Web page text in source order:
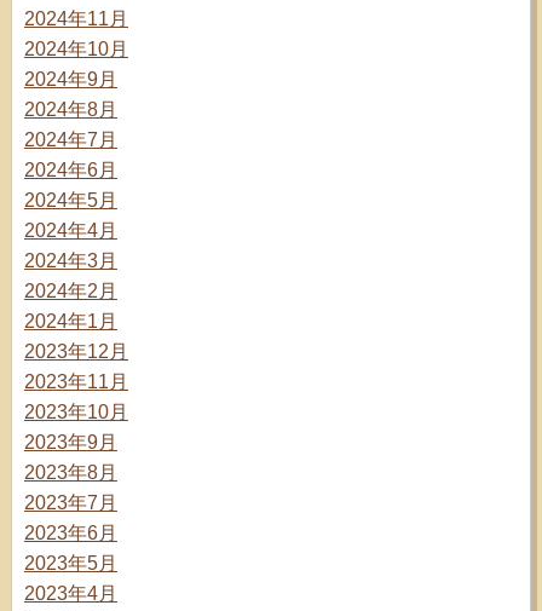
2024年11月
2024年10月
2024年9月
2024年8月
2024年7月
2024年6月
2024年5月
2024年4月
2024年3月
2024年2月
2024年1月
2023年12月
2023年11月
2023年10月
2023年9月
2023年8月
2023年7月
2023年6月
2023年5月
2023年4月